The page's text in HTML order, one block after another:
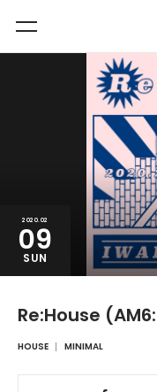
2020.02
09
SUN
Re:House
HOUSE MINIMAL